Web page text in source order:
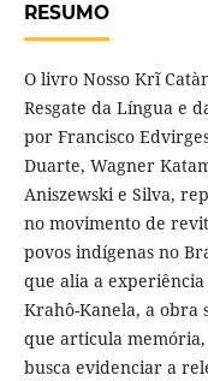
RESUMO
O livro Nosso Krĩ
Resgate da Língua e
por Francisco
Duarte, Wagner
Aniszewski e Silva,
no movimento de
povos indígenas no
que alia a
Krahô-Kanela, a obra
que articula
busca evidenciar a